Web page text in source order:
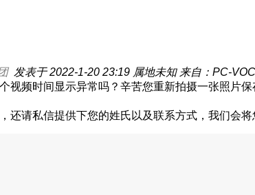
发表于 2022-1-20 23:19 属地未知 来自：PC-VOC
视频时间显示异常吗？辛苦您重新拍摄一张照片
还请私信提供下您的姓氏以及联系方式，我们会